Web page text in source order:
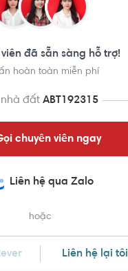
đã sẵn sàng hỗ trợ!
hoàn toàn miễn phí
đất ABT192315
chuyên viên ngay
Liên hệ qua Zalo
hoặc
Liên hệ lại tôi